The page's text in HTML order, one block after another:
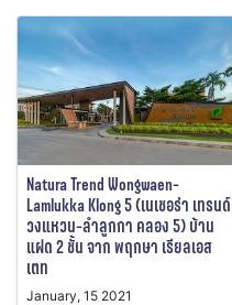
Natura Trend Wongwaen-
Lamlukka Klong 5 (เนเชอร่า เทรนด์
วงแหวน-ลำลูกกา คลอง 5) บ้าน
แฝด 2 ชั้น จาก พฤกษา เรียลเอส
เตท
January, 15 2021